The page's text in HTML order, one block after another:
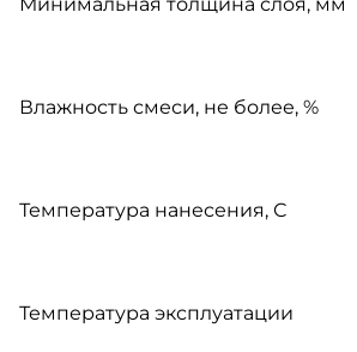
Минимальная толщина слоя, мм
Влажность смеси, не более, %
Температура нанесения, С
Температура эксплуатации